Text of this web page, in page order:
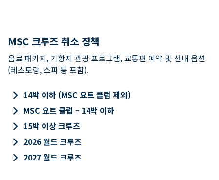
MSC 크루즈 취소 정책
음료 패키지, 기항지 관광 프로그램, 교통편 예약 및 선내 옵션
(레스토랑, 스파 등 포함).
keyboard_arrow_right 14박 이하 (MSC 요트 클럽 제외)
keyboard_arrow_right MSC 요트 클럽 – 14박 이하
keyboard_arrow_right 15박 이상 크루즈
keyboard_arrow_right 2026 월드 크루즈
keyboard_arrow_right 2027 월드 크루즈